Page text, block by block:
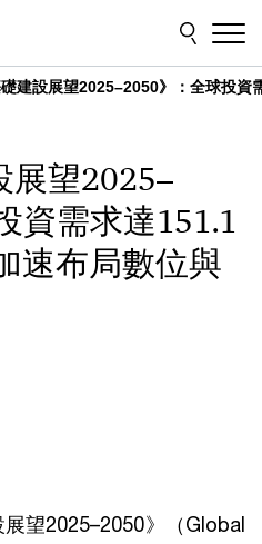
礎建設展望2025–2050》：全球投
展望2025–
資需求達151.1
速布局數位與
望2025–2050》（Global